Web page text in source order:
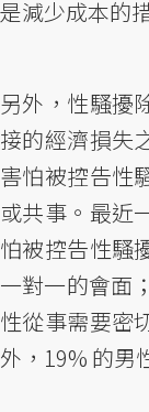
是減少成本的
另外，性騷擾
接的經濟損失
害怕被控告性
或共事。最近
怕被控告性騷
一對一的會面
性從事需要密
外，19% 的男